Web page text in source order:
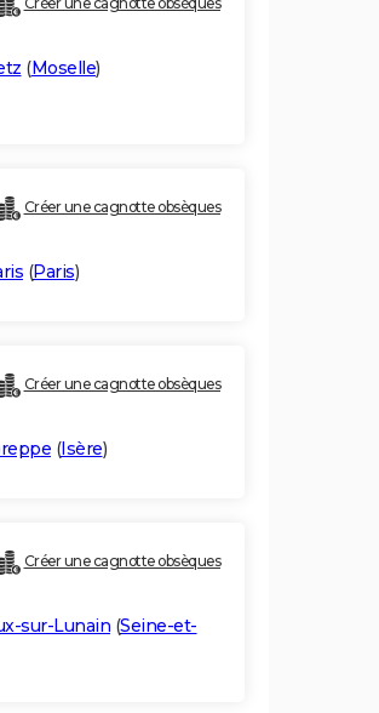
(Moselle)
Créer une cagnotte obsèques
(Paris)
Créer une cagnotte obsèques
(Isère)
Créer une cagnotte obsèques
sur-Lunain (Seine-et-